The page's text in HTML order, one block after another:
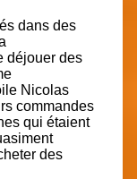
dans des
déjouer des
Nicolas
commandes
qui étaient
des